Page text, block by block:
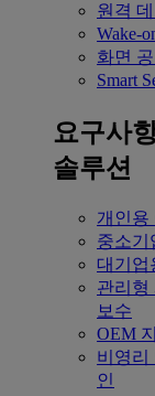
원격
Wake-
화면
Smart
요구사
솔루션
개인용
중소기
대기업
관리형
보수
OEM
비영리
인